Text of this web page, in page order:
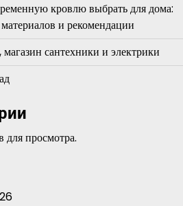
кровлю выбрать для дома:
и рекомендации
сантехники и электрики
для просмотра.